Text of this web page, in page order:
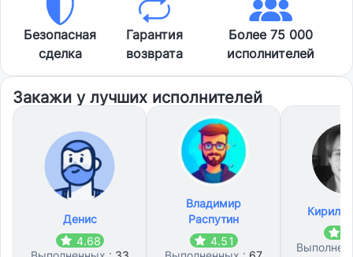
Безопасная
сделка
Гарантия
возврата
Более 75 000
исполнителей
Закажи у лучших исполнителей
Денис
4.68
Владимир
Распутин
4.51
Кирилл